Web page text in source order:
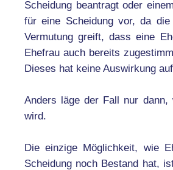
Scheidung beantragt oder
für eine Scheidung vor, da
Vermutung greift, dass eine
Ehefrau auch bereits
Dieses hat keine Auswirkung
Anders läge der Fall nur dann,
wird.
Die einzige Möglichkeit, wie
Scheidung noch Bestand hat,